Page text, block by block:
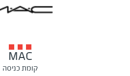
MAC
קומת כניסה